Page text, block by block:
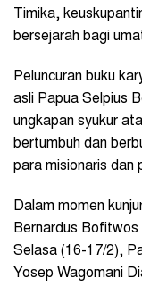
Timika,
bersejarah bagi
Peluncuran buku
asli Papua Selpius
ungkapan syukur
bertumbuh dan
para misionaris dan
Dalam momen
Bernardus
Selasa (16-17/2),
Yosep Wagomani